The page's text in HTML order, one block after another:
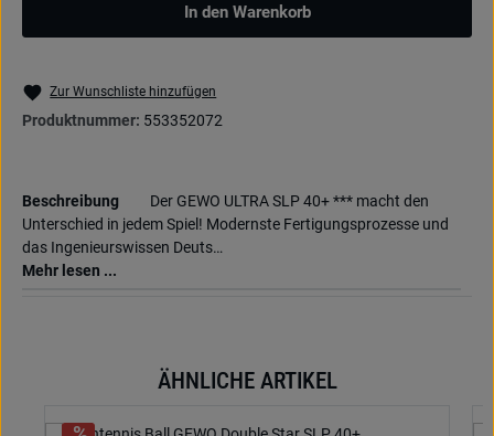
In den Warenkorb
Zur Wunschliste hinzufügen
Produktnummer: 553352072
Beschreibung
Der GEWO ULTRA SLP 40+ *** macht den
Unterschied in jedem Spiel! Modernste Fertigungsprozesse und
das Ingenieurswissen Deuts…
Mehr lesen ...
Produktgalerie überspringenÄHNLICHE ARTIKEL